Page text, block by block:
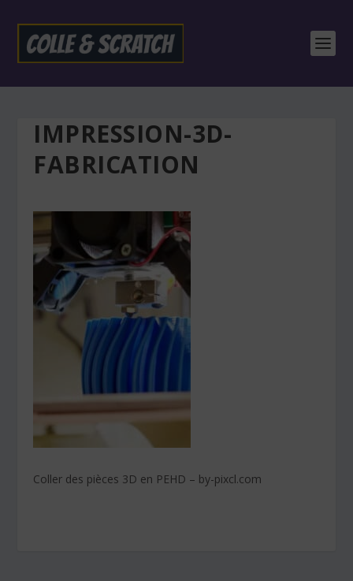
IMPRESSION-3D-
FABRICATION
Coller des pièces 3D en PEHD – by-pixcl.com